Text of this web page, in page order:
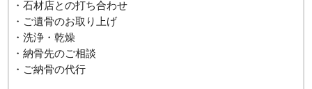
・石材店との打ち合わせ
・ご遺骨のお取り上げ
・洗浄・乾燥
・納骨先のご相談
・ご納骨の代行